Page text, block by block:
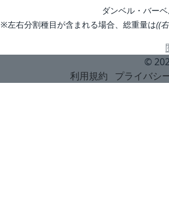
ダンベル・バー
※左右分割種目が含まれる場合、総重量は((
©
利用規約
プライバシ